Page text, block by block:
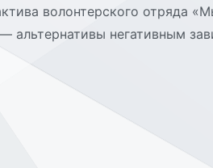
волонтерского отряда
альтернативы негативным